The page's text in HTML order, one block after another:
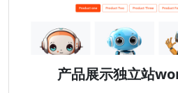
产品展示独立站